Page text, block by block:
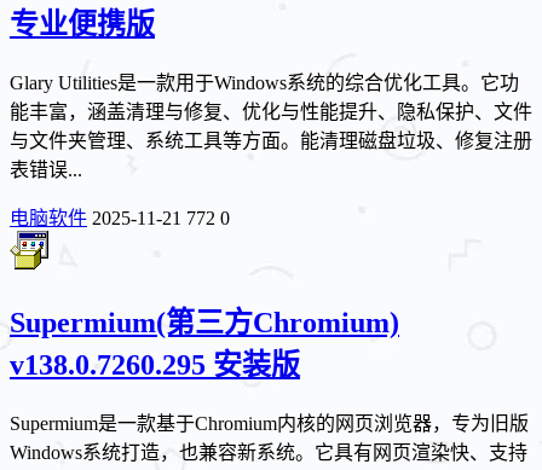
专业便携版
Glary Utilities是一款用于Windows系统的综合优化工具。它功
能丰富，涵盖清理与修复、优化与性能提升、隐私保护、文件
与文件夹管理、系统工具等方面。能清理磁盘垃圾、修复注册
表错误...
电脑软件 2025-11-21 772 0
Supermium(第三方Chromium)
v138.0.7260.295 安装版
Supermium是一款基于Chromium内核的网页浏览器，专为旧版
Windows系统打造，也兼容新系统。它具有网页渲染快、支持